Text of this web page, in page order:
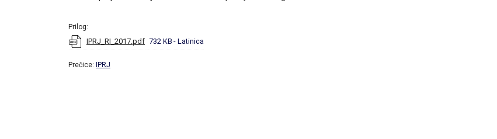
Prilog:
IPRJ_RI_2017.pdf 732 KB - Latinica
Prečice: IPRJ